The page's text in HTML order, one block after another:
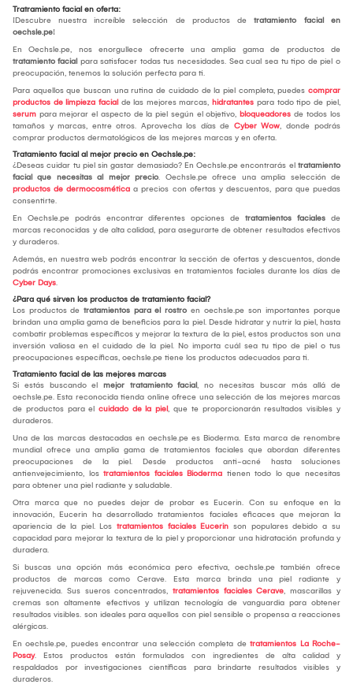
Tratramiento facial en oferta:
¡Descubre nuestra increíble selección de productos de tratamiento facial en
oechsle.pe!
En Oechsle.pe, nos enorgullece ofrecerte una amplia gama de productos de
tratamiento facial para satisfacer todas tus necesidades. Sea cual sea tu tipo de piel o
preocupación, tenemos la solución perfecta para ti.
Para aquellos que buscan una rutina de cuidado de la piel completa, puedes comprar
productos de limpieza facial de las mejores marcas, hidratantes para todo tipo de piel,
serum para mejorar el aspecto de la piel según el objetivo, bloqueadores de todos los
tamaños y marcas, entre otros. Aprovecha los días de Cyber Wow, donde podrás
comprar productos dermatológicos de las mejores marcas y en oferta.
Tratamiento facial al mejor precio en Oechsle.pe:
¿Deseas cuidar tu piel sin gastar demasiado? En Oechsle.pe encontrarás el tratamiento
facial que necesitas al mejor precio. Oechsle.pe ofrece una amplia selección de
productos de dermocosmética a precios con ofertas y descuentos, para que puedas
consentirte.
En Oechsle.pe podrás encontrar diferentes opciones de tratamientos faciales de
marcas reconocidas y de alta calidad, para asegurarte de obtener resultados efectivos
y duraderos.
Además, en nuestra web podrás encontrar la sección de ofertas y descuentos, donde
podrás encontrar promociones exclusivas en tratamientos faciales durante los días de
Cyber Days.
¿Para qué sirven los productos de tratamiento facial?
Los productos de tratamientos para el rostro en oechsle.pe son importantes porque
brindan una amplia gama de beneficios para la piel. Desde hidratar y nutrir la piel, hasta
combatir problemas específicos y mejorar la textura de la piel, estos productos son una
inversión valiosa en el cuidado de la piel. No importa cuál sea tu tipo de piel o tus
preocupaciones específicas, oechsle.pe tiene los productos adecuados para ti.
Tratamiento facial de las mejores marcas
Si estás buscando el mejor tratamiento facial, no necesitas buscar más allá de
oechsle.pe. Esta reconocida tienda online ofrece una selección de las mejores marcas
de productos para el cuidado de la piel, que te proporcionarán resultados visibles y
duraderos.
Una de las marcas destacadas en oechsle.pe es Bioderma. Esta marca de renombre
mundial ofrece una amplia gama de tratamientos faciales que abordan diferentes
preocupaciones de la piel. Desde productos anti-acné hasta soluciones
antienvejecimiento, los tratamientos faciales Bioderma tienen todo lo que necesitas
para obtener una piel radiante y saludable.
Otra marca que no puedes dejar de probar es Eucerin. Con su enfoque en la
innovación, Eucerin ha desarrollado tratamientos faciales eficaces que mejoran la
apariencia de la piel. Los tratamientos faciales Eucerin son populares debido a su
capacidad para mejorar la textura de la piel y proporcionar una hidratación profunda y
duradera.
Si buscas una opción más económica pero efectiva, oechsle.pe también ofrece
productos de marcas como Cerave. Esta marca brinda una piel radiante y
rejuvenecida. Sus sueros concentrados, tratamientos faciales Cerave, mascarillas y
cremas son altamente efectivos y utilizan tecnología de vanguardia para obtener
resultados visibles. son ideales para aquellos con piel sensible o propensa a reacciones
alérgicas.
En oechsle.pe, puedes encontrar una selección completa de tratamientos La Roche-
Posay. Estos productos están formulados con ingredientes de alta calidad y
respaldados por investigaciones científicas para brindarte resultados visibles y
duraderos.